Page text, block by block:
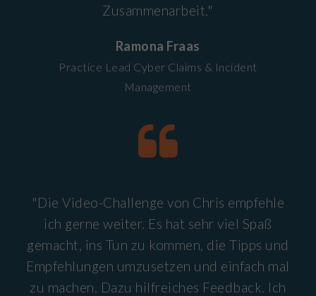
Zusammenarbeit."
Ramona Fraas
Practice Lead Cyber Claims & Incident
Management
"Die Video-Challenge von Chris empfehle
ich gerne weiter. Es hat sehr viel Spaß
gemacht, ins Tun zu kommen, die Tipps und
Empfehlungen umzusetzen und einfach mal
zu machen. Dazu hilfreiches Feedback. Ich